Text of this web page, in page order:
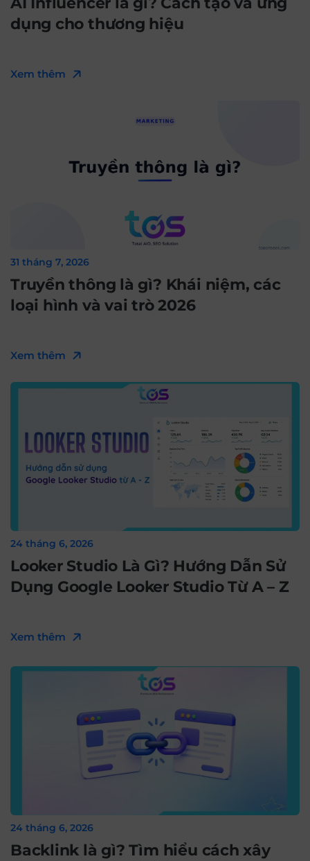
dụng cho thương hiệu
Xem thêm
31 tháng 7, 2026
Truyền thông là gì? Khái niệm, các
loại hình và vai trò 2026
Xem thêm
24 tháng 6, 2026
Looker Studio Là Gì? Hướng Dẫn Sử
Dụng Google Looker Studio Từ A – Z
Xem thêm
24 tháng 6, 2026
Backlink là gì? Tìm hiểu cách xây